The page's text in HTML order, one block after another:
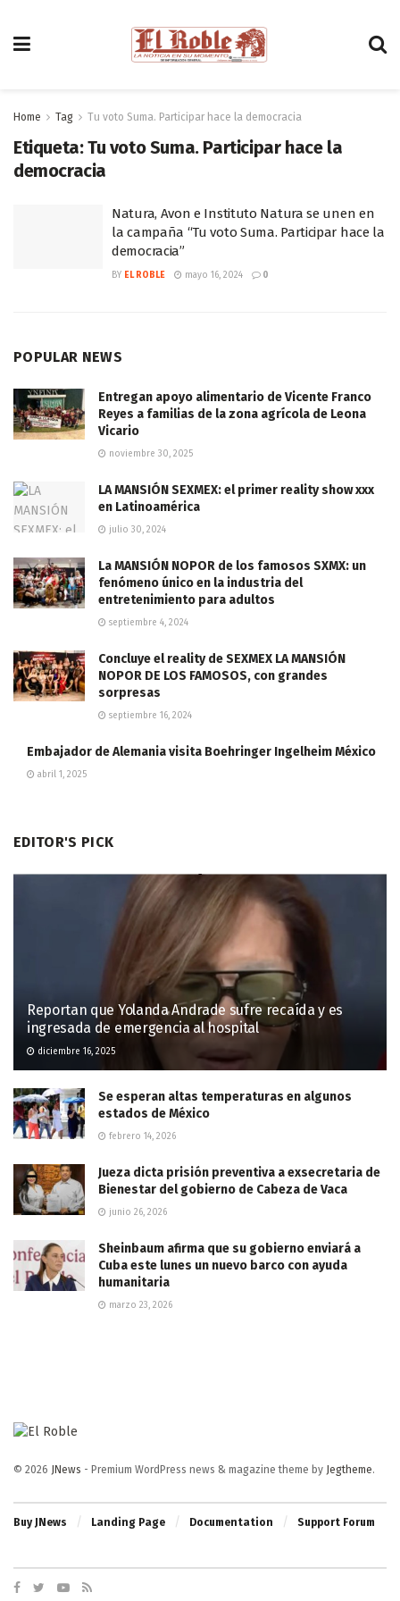
Home Tag Tu voto Suma. Participar hace la democracia
Etiqueta:Tu voto Suma. Participar hace la
democracia
Natura, Avon e Instituto Natura se unen en
la campaña “Tu voto Suma. Participar hace la
democracia”
BY EL ROBLE mayo 16, 2024 0
POPULAR NEWS
Entregan apoyo alimentario de Vicente Franco
Reyes a familias de la zona agrícola de Leona
Vicario
noviembre 30, 2025
LA MANSIÓN SEXMEX: el primer reality show xxx
en Latinoamérica
julio 30, 2024
La MANSIÓN NOPOR de los famosos SXMX: un
fenómeno único en la industria del
entretenimiento para adultos
septiembre 4, 2024
Concluye el reality de SEXMEX LA MANSIÓN
NOPOR DE LOS FAMOSOS, con grandes
sorpresas
septiembre 16, 2024
Embajador de Alemania visita Boehringer Ingelheim México
abril 1, 2025
EDITOR'S PICK
Reportan que Yolanda Andrade sufre recaída y es
ingresada de emergencia al hospital
diciembre 16, 2025
Se esperan altas temperaturas en algunos
estados de México
febrero 14, 2026
Jueza dicta prisión preventiva a exsecretaria de
Bienestar del gobierno de Cabeza de Vaca
junio 26, 2026
Sheinbaum afirma que su gobierno enviará a
Cuba este lunes un nuevo barco con ayuda
humanitaria
marzo 23, 2026
© 2026 JNews - Premium WordPress news & magazine theme by Jegtheme.
Buy JNews Landing Page Documentation Support Forum